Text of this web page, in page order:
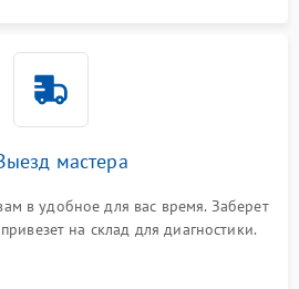
мастера
в удобное для вас время. Заберет
на склад для диагностики.